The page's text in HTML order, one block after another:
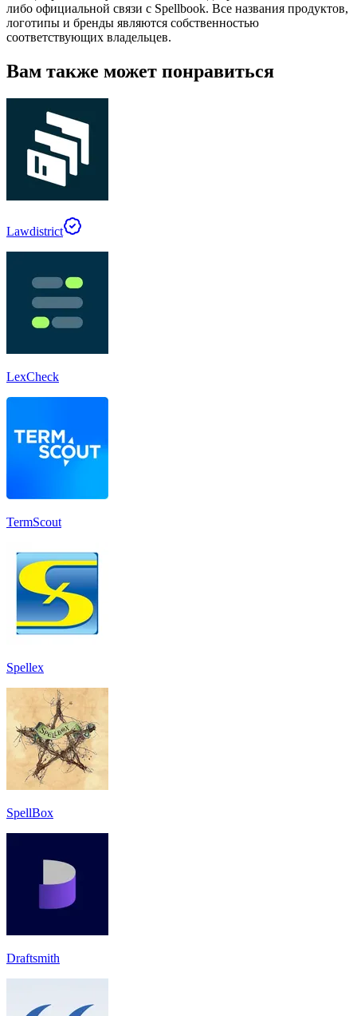
либо официальной связи с Spellbook. Все названия продуктов,
логотипы и бренды являются собственностью
соответствующих владельцев.
Вам также может понравиться
Lawdistrict
LexCheck
TermScout
Spellex
SpellBox
Draftsmith